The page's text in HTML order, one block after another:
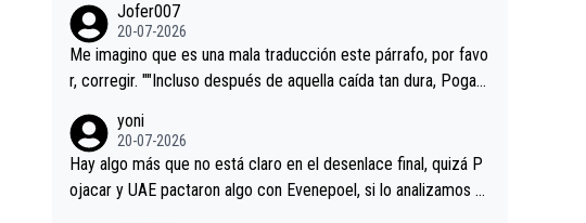
a, Minguez, Velez etc etc.Me da pena vivir estos momentos t
an tristes sin victorias.
Jofer007
20-07-2026
Me imagino que es una mala traducción este párrafo, por favo
r, corregir. ""Incluso después de aquella caída tan dura, Pogac
rd permaneció pegado a su rueda. Parecía increíble la forma
en la que era capaz de controlar el miedo", recordó."
yoni
20-07-2026
Hay algo más que no está claro en el desenlace final, quizá P
ojacar y UAE pactaron algo con Evenepoel, si lo analizamos P